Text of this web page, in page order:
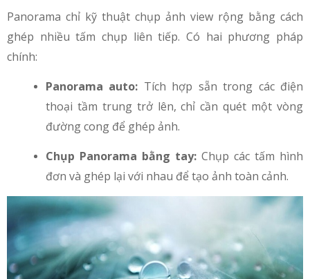
Panorama chỉ kỹ thuật chụp ảnh view rộng bằng cách
ghép nhiều tấm chụp liên tiếp. Có hai phương pháp
chính:
Panorama auto: Tích hợp sẵn trong các điện
thoại tầm trung trở lên, chỉ cần quét một vòng
đường cong để ghép ảnh.
Chụp Panorama bằng tay: Chụp các tấm hình
đơn và ghép lại với nhau để tạo ảnh toàn cảnh.